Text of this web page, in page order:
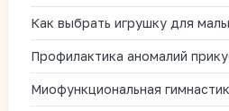
Как выбрать игрушку для
Профилактика аномалий
Миофункциональная